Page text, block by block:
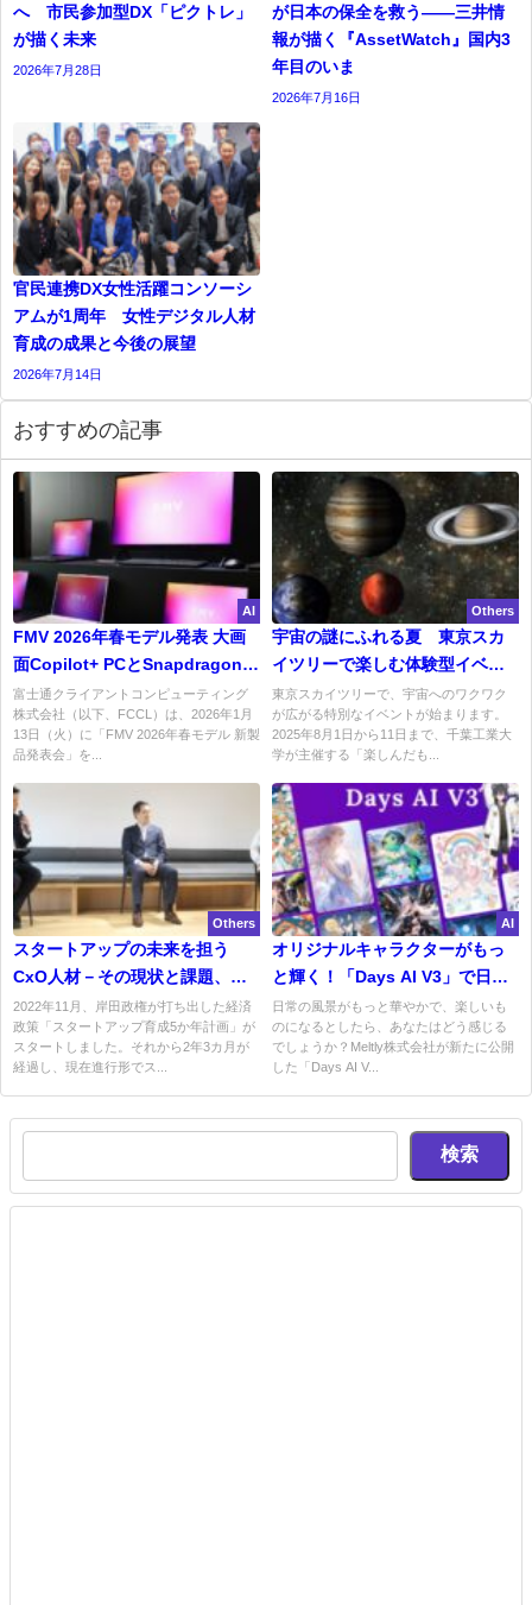
へ 市民参加型DX「ピクトレ」
が描く未来
2026年7月28日
が日本の保全を救う――三井情
報が描く『AssetWatch』国内3
年目のいま
2026年7月16日
官民連携DX女性活躍コンソーシ
アムが1周年 女性デジタル人材
育成の成果と今後の展望
2026年7月14日
おすすめの記事
AI
FMV 2026年春モデル発表 大画
面Copilot+ PCとSnapdragon搭
載機で示したAIの現在地
富士通クライアントコンピューティング
株式会社（以下、FCCL）は、2026年1月
13日（火）に「FMV 2026年春モデル 新製
品発表会」を...
Others
宇宙の謎にふれる夏 東京スカ
イツリーで楽しむ体験型イベン
ト「楽しんだもんがち宇宙展」
東京スカイツリーで、宇宙へのワクワク
が広がる特別なイベントが始まります。
2025年8月1日から11日まで、千葉工業大
学が主催する「楽しんだも...
Others
スタートアップの未来を担う
CxO人材－その現状と課題、そ
して新たな可能性
2022年11月、岸田政権が打ち出した経済
政策「スタートアップ育成5か年計画」が
スタートしました。それから2年3カ月が
経過し、現在進行形でス...
AI
オリジナルキャラクターがもっ
と輝く！「Days AI V3」で日常
に彩りを
日常の風景がもっと華やかで、楽しいも
のになるとしたら、あなたはどう感じる
でしょうか？Meltly株式会社が新たに公開
した「Days AI V...
検索